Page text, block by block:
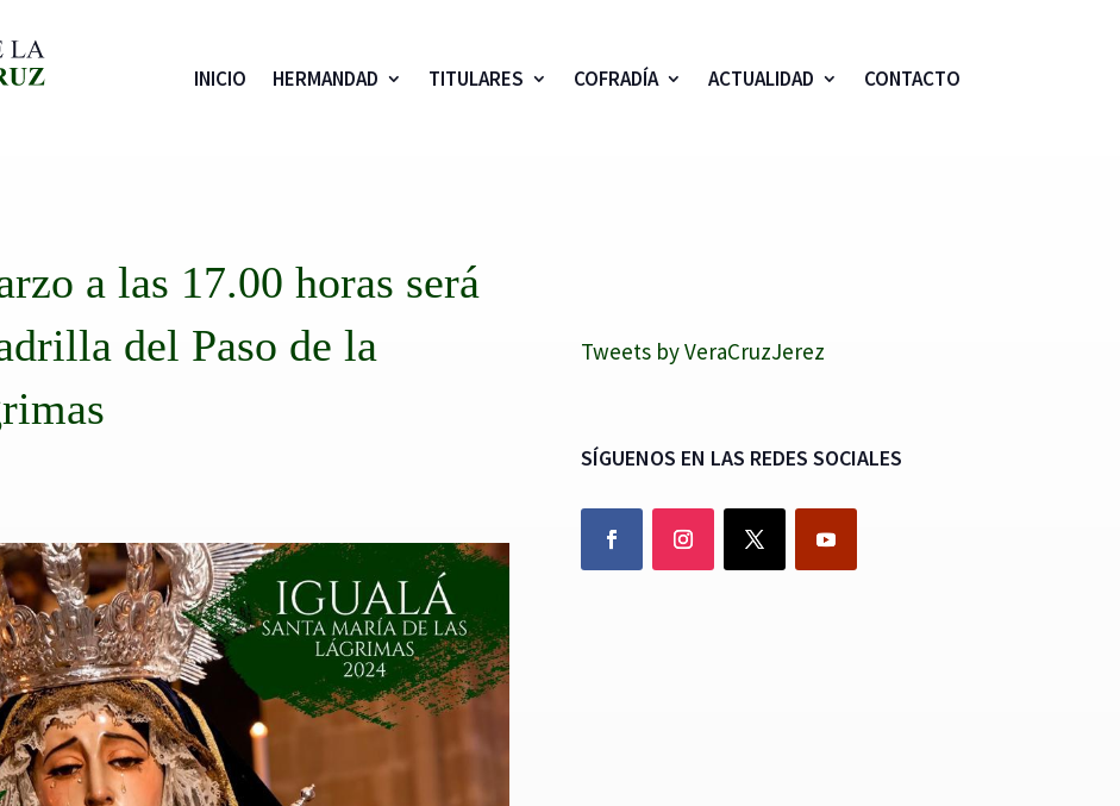
INICIO HERMANDAD TITULARES COFRADÍA ACTUALIDAD CONTACTO
a las 17.00 horas será
del Paso de la
Tweets by VeraCruzJerez
SÍGUENOS EN LAS REDES SOCIALES